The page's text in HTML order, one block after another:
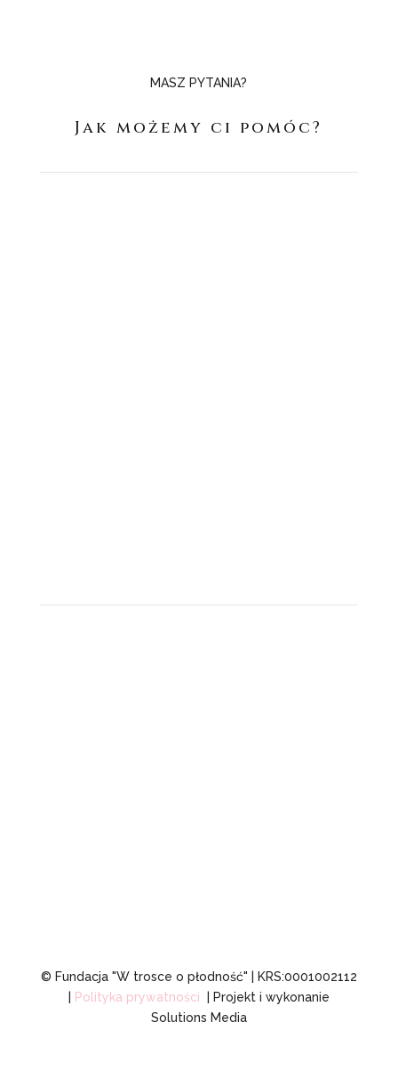
MASZ PYTANIA?
Jak możemy ci pomóc?
© Fundacja "W trosce o płodność" | KRS:0001002112
Polityka prywatności | Projekt i wykonanie
Solutions Media